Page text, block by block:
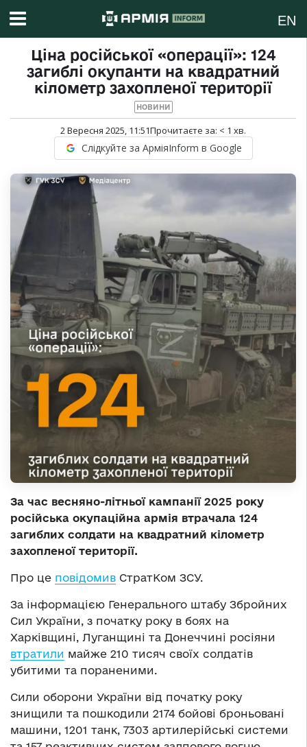
EN
Ціна російської «операції»: 124
загиблі окупанти на квадратний
кілометр захопленої території
НОВИНИ
2 Вересня 2025, 11:51Прочитаєте за: < 1 хв.
Слідкуйте за АрміяInform в Google
За час весняно-літньої кампанії 2025 року
російська окупаційна армія втрачала 124
загиблих солдати на квадратний кілометр
захопленої території.
Про це повідомив СтратКом ЗСУ.
За інформацією Генерального штабу Збройних
Сил України, з початку року в боях на
Харківщині, Луганщині та Донеччині росіяни
втратили майже 210 тисяч своїх солдатів
убитими та пораненими.
Сили оборони України від початку року
знищили та пошкодили 2174 бойові броньовані
машини, 1201 танк, 7303 артилерійські системи